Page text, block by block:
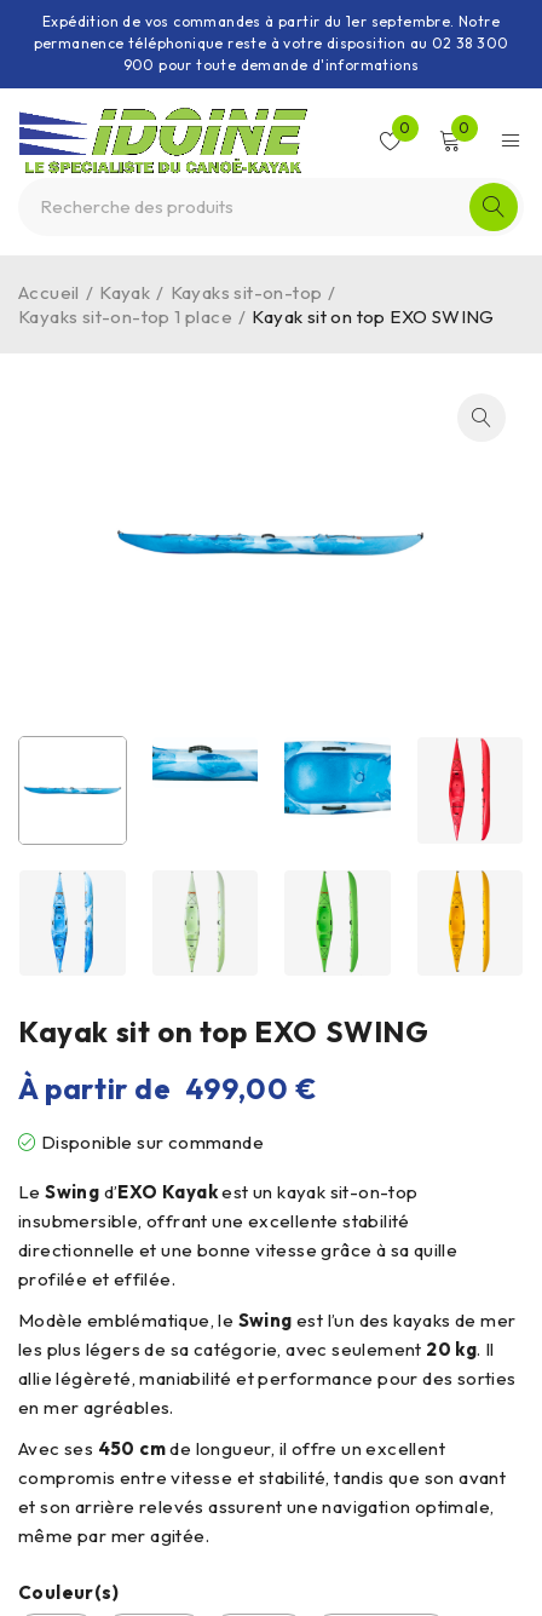
Expédition de vos commandes à partir du 1er septembre. Notre
permanence téléphonique reste à votre disposition au 02 38 300
900 pour toute demande d'informations
0 0
Accueil / Kayak / Kayaks sit-on-top /
Kayaks sit-on-top 1 place / Kayak sit on top EXO SWING
Kayak sit on top EXO SWING
À partir de 499,00€
Disponible sur commande
LeSwing d’EXO Kayakest un kayak sit-on-top
insubmersible, offrant une excellente stabilité
directionnelle et une bonne vitesse grâce à sa quille
profilée et effilée.
Modèle emblématique, le Swing est l’un des kayaks de mer
les plus légers de sa catégorie, avec seulement 20 kg. Il
allie légèreté, maniabilité et performance pour des sorties
en mer agréables.
Avec ses 450 cmde longueur, il offre un excellent
compromis entre vitesse et stabilité, tandis que son avant
et son arrière relevés assurent une navigation optimale,
même par mer agitée.
Couleur(s)